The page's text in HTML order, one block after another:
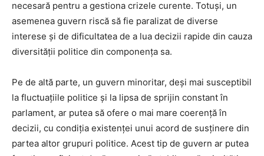
necesară pentru a gestiona crizele curente. Totuși, un
asemenea guvern riscă să fie paralizat de diverse
interese și de dificultatea de a lua decizii rapide din cauza
diversității politice din componența sa.
Pe de altă parte, un guvern minoritar, deși mai susceptibil
la fluctuațiile politice și la lipsa de sprijin constant în
parlament, ar putea să ofere o mai mare coerență în
decizii, cu condiția existenței unui acord de susținere din
partea altor grupuri politice. Acest tip de guvern ar putea